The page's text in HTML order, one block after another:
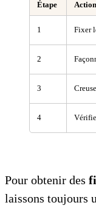
Étape Action
1 Fixer
2
3
4
Pour obtenir des
laissons toujours